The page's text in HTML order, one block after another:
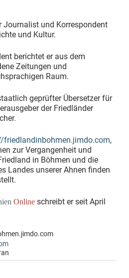
Journalist und Korrespondent
und Kultur.
berichtet er aus dem
Zeitungen und
Raum.
geprüfter Übersetzer für
der Friedländer
friedlandinbohmen.jimdo.com,
zur Vergangenheit und
in Böhmen und die
Landes unserer Ahnen finden
Online schreibt er seit April